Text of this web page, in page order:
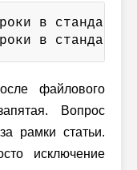
в
в
файлового
Вопрос
рамки статьи.
исключение